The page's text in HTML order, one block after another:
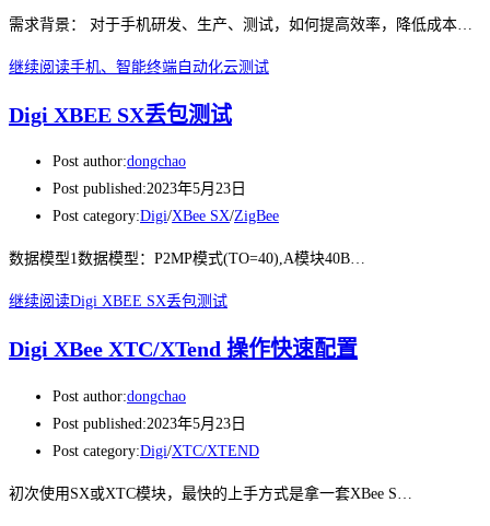
需求背景： 对于手机研发、生产、测试，如何提高效率，降低成本…
继续阅读手机、智能终端自动化云测试
Digi XBEE SX丢包测试
Post author:dongchao
Post published:2023年5月23日
Post category:Digi/XBee SX/ZigBee
数据模型1数据模型：P2MP模式(TO=40),A模块40B…
继续阅读Digi XBEE SX丢包测试
Digi XBee XTC/XTend 操作快速配置
Post author:dongchao
Post published:2023年5月23日
Post category:Digi/XTC/XTEND
初次使用SX或XTC模块，最快的上手方式是拿一套XBee S…